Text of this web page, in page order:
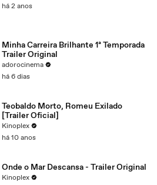
há 2 anos
Minha Carreira Brilhante 1ª Temporada
Trailer Original
adorocinema
há 6 dias
Teobaldo Morto, Romeu Exilado
[Trailer Oficial]
Kinoplex
há 10 anos
Onde o Mar Descansa - Trailer Original
Kinoplex